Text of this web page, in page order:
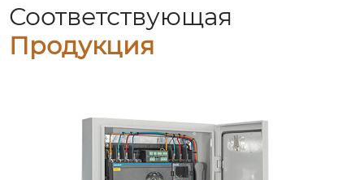
Соответствующая
Продукция